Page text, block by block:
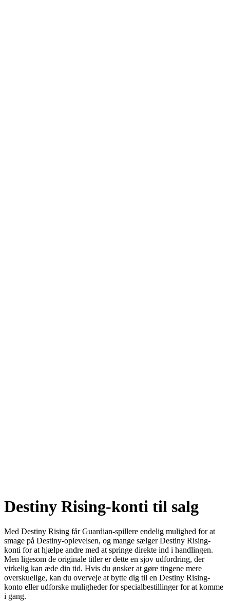
Destiny Rising-konti til salg
Med Destiny Rising får Guardian-spillere endelig mulighed for at
smage på Destiny-oplevelsen, og mange sælger Destiny Rising-
konti for at hjælpe andre med at springe direkte ind i handlingen.
Men ligesom de originale titler er dette en sjov udfordring, der
virkelig kan æde din tid. Hvis du ønsker at gøre tingene mere
overskuelige, kan du overveje at bytte dig til en Destiny Rising-
konto eller udforske muligheder for specialbestillinger for at komme
i gang.